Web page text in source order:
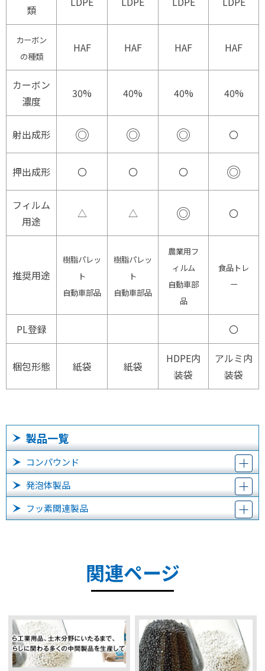
類
カーボン
の種類
HAF HAF HAF HAF
カーボン
濃度
30% 40% 40% 40%
射出成形 ◎ ◎ ◎ 〇
押出成形 〇 〇 〇 ◎
フィルム
用途
△ △ ◎ 〇
推奨用途
樹脂パレッ
ト
自動車部品
樹脂パレッ
ト
自動車部品
農業用フ
ィルム
自動車部
品
食品トレ
ー
PL登録 〇
梱包形態 紙袋 紙袋
HDPE内
装袋
アルミ内
装袋
製品一覧
コンパウンド
発泡体製品
フッ素関連製品
関連ページ